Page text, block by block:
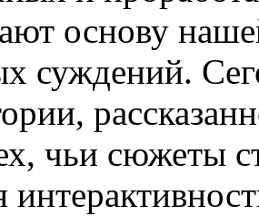
основу
суждений.
чьи сюжеты